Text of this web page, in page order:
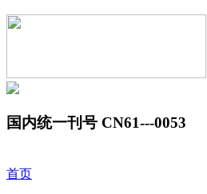
国内统一刊号 CN61---0053
首页